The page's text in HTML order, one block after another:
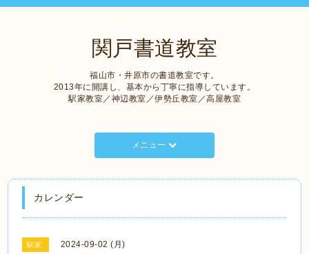
関戸書道教室
福山市・井原市の書道教室です。
2013年に開講し、基本から丁寧に指導しています。
駅家教室／神辺教室／伊勢丘教室／高屋教室
メニュー
カレンダー
駅家 2024-09-02 (月)